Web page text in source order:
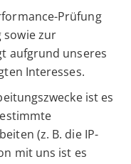
Prüfung
sowie zur
aufgrund unseres
Interesses.
ist es
(z. B. die IP-
mit uns ist es